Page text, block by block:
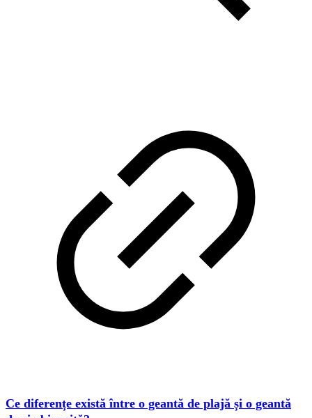
Ce diferențe există între o geantă de plajă și o geantă